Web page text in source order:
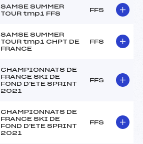
SAMSE SUMMER
TOUR tmp1 FFS
FFS
SAMSE SUMMER
TOUR tmp1 CHPT DE
FRANCE
FFS
CHAMPIONNATS DE
FRANCE SKI DE
FOND D'ETE SPRINT
2021
FFS
CHAMPIONNATS DE
FRANCE SKI DE
FOND D'ETE SPRINT
2021
FFS